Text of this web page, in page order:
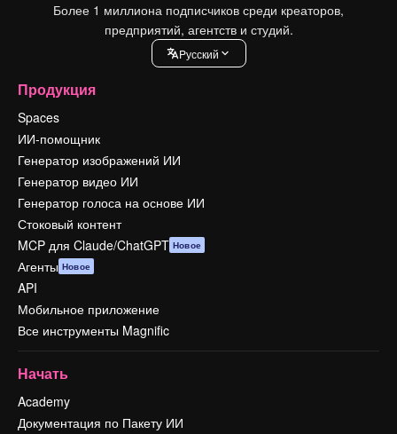
Более 1 миллиона подписчиков среди креаторов,
предприятий, агентств и студий.
Pусский
Продукция
Spaces
ИИ-помощник
Генератор изображений ИИ
Генератор видео ИИ
Генератор голоса на основе ИИ
Стоковый контент
MCP для Claude/ChatGPT Новое
Агенты Новое
API
Мобильное приложение
Все инструменты Magnific
Начать
Academy
Документация по Пакету ИИ